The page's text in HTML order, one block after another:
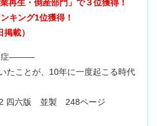
再生・倒産部門」で３位獲得！
キング1位獲得！
載）
症―――
たことが、10年に一度起こる時代
2 四六版 並製 248ページ